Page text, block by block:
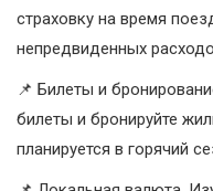
страховку на время
непредвиденных
📌 Билеты и
билеты и бронируйте
планируется в горячий